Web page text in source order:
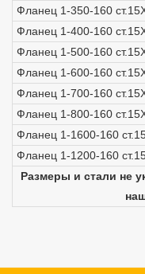
Фланец 1-350-160
Фланец 1-400-160
Фланец 1-500-160
Фланец 1-600-160
Фланец 1-700-160
Фланец 1-800-160
Фланец 1-1600-160
Фланец 1-1200-160
Размеры и стали не